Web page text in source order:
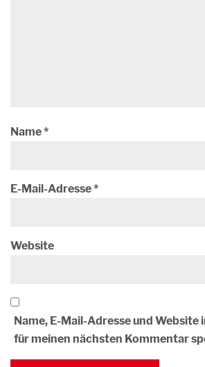
Name*
E-Mail-Adresse*
Website
Name, E-Mail-Adresse und Website
für meinen nächsten Kommentar